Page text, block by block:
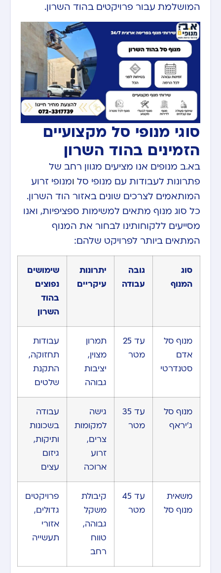
המושלמת עבור פרויקטים בהוד השרון.
סוגי מנופי סל מקצועיים
הזמינים בהוד השרון
בא.ב מנופים אנו מציעים מגוון רחב של
פתרונות לעבודות עם מנופי סל ומנופי זרוע
המותאמים לצרכים שונים באזור הוד השרון.
כל סוג מנוף מתאים למשימות ספציפיות, ואנו
מסייעים ללקוחותינו לבחור את המנוף
המתאים ביותר לפרויקט שלהם:
סוג
המנוף
גובה
עבודה
יתרונות
עיקריים
שימושים
נפוצים
בהוד
השרון
מנוף סל
אדם
סטנדרטי
עד 25
מטר
תמרון
מצוין,
יציבות
גבוהה
עבודות
תחזוקה,
התקנת
שלטים
מנוף סל
ג’יראף
עד 35
מטר
גישה
למקומות
צרים,
זרוע
ארוכה
עבודה
בשכונות
ותיקות,
גיזום
עצים
משאית
מנוף סל
עד 45
מטר
קיבולת
משקל
גבוהה,
טווח
רחב
פרויקטים
גדולים,
אזורי
תעשייה